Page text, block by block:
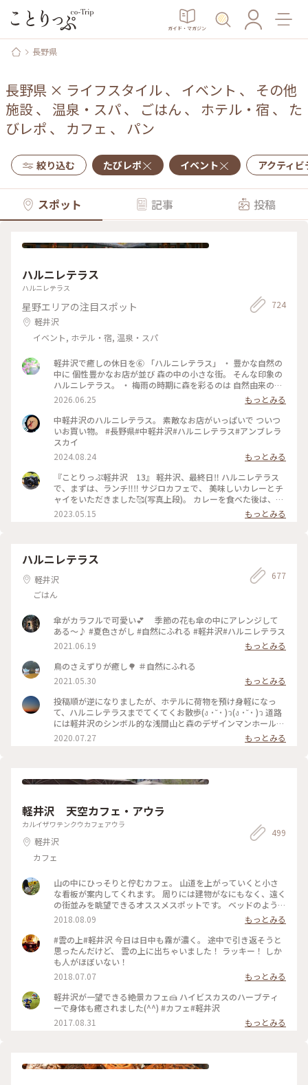
ガイド・マガジン
長野県
長野県 × ライフスタイル、 イベント 、 その他
施設、 温泉・スパ、 ごはん 、 ホテル・宿 、 た
びレポ 、 カフェ 、 パン
絞り込む たびレポ イベント アクティ
スポット 記事 投稿
ハルニレテラス
ハルニレテラス
星野エリアの注目スポット
軽井沢
イベント, ホテル・宿, 温泉・スパ
724
軽井沢で癒しの休日を⑥ 「ハルニレテラス」 ・ 豊かな自然の
中に 個性豊かなお店が並び 森の中の小さな街。 そんな印象の
ハルニレテラス。 ・ 梅雨の時期に森を彩るのは 自然由来の素
材で100色に染めた布たち。 日差しに照らされ風に揺れて〜
改めて晴れて良かったなぁ〜。 心が躍る風景でした。 ・ 平日
でしたが多くの人で賑わっていました。 （週末はどうなっち
ゃうの？） #ひみつの絶景 #軽井沢 #ハルニレテラス
2026.06.25
もっとみる
中軽井沢のハルニレテラス。 素敵なお店がいっぱいで ついつ
いお買い物。 #長野県#中軽井沢#ハルニレテラス#アンブレラ
スカイ
2024.08.24
もっとみる
『ことりっぷ軽井沢 13』 軽井沢、最終日‼️ ハルニレテラス
で、まずは、ランチ‼️‼️ サジロカフェで、 美味しいカレーとチ
ャイをいただきました🥰(写真上段)。 カレーを食べた後は、、
ソフトクリーム🍦🤣(写真右下)。 和菓子の【和泉屋 傳兵衛】
さんで販売している、 〘森の花豆ソフトクリーム〙です。 森
たです🥰🥰 【和泉屋 傳兵衛】さんと、 【丸山珈琲】さんで
お土産を買って、 帰宅しました。 本当に、のんびり過ごし
て、 食べて飲んての旅でした😆😆 #私のことりっぷ旅#ことり
っぷ軽井沢#ランチ#カレー#ソフトクリーム#お土産#OPPO撮
影
2023.05.15 もっとみる
ハルニレテラス
軽井沢
ごはん
677
傘がカラフルで可愛い💕 季節の花も傘の中にアレンジして
ある〜♪ #夏色さがし #自然にふれる #軽井沢#ハルニレテラス
2021.06.19
もっとみる
鳥のさえずりが癒し🌳 ＃自然にふれる
2021.05.30
もっとみる
投稿順が逆になりましたが、ホテルに荷物を預け身軽になっ
て、ハルニレテラスまでてくてくお散歩(ง ˙˘˙ )ว(ง ˙˘˙ )ว 道路
には軽井沢のシンボル的な浅間山と森のデザインマンホール❇️
モグモグタイムは川辺のデッキで✨ この川を上流に行くと、
｢野鳥の森｣🌳🌳🌳 こちらの池は、森でのネイチャープログラ
が出来ました🤣 #わたしの旅#涼しげスイーツ #ことりっぷ軽
時間
2020.07.27 もっとみる
軽井沢 天空カフェ・アウラ
カルイザワテンクウカフェアウラ
軽井沢
カフェ
499
山の中にひっそりと佇むカフェ。 山道を上がっていくと小さ
な看板が案内してくれます。 周りには建物がなにもなく、遠く
の街並みを眺望できるオススメスポットです。 ベッドのように
寝転びながらゆったりできる席や綺麗な景色を一望出来るテー
ブル席、ペットをお連れの方も安心なペット専用席もありま
す。 賑やかな街を離れてゆったりと過ごすにはもってこいのカ
フェです。
2018.08.09
もっとみる
#雲の上#軽井沢 今日は日中も霧が濃く。 途中で引き返そうと
思ったんだけど、 雲の上に出ちゃいました！ ラッキー！ しか
も人がほぼいない！
2018.07.07
もっとみる
軽井沢が一望できる絶景カフェ🍰 ハイビスカスのハーブティ
ーで身体も癒されました(^^) #カフェ#軽井沢
2017.08.31
もっとみる